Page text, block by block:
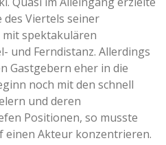
Viertels seiner
spektakulären
und Ferndistanz. Allerdings
Gastgebern eher in die
noch mit den schnell
und deren
Positionen, so musste
einen Akteur konzentrieren.